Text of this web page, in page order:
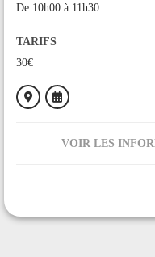
De 10h00 à 11h30
TARIFS
30€
VOIR LES
CONTACT